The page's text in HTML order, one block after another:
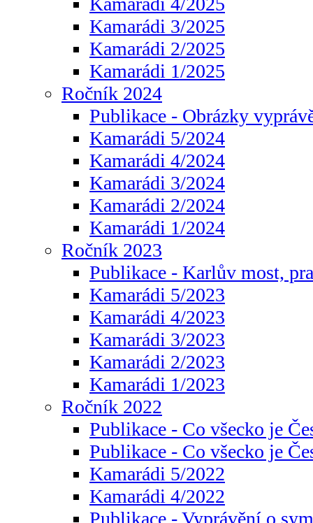
Kamarádi 3/2025
Kamarádi 2/2025
Kamarádi 1/2025
Ročník 2024
Publikace - Obrázky
Kamarádi 5/2024
Kamarádi 4/2024
Kamarádi 3/2024
Kamarádi 2/2024
Kamarádi 1/2024
Ročník 2023
Publikace - Karlův most,
Kamarádi 5/2023
Kamarádi 4/2023
Kamarádi 3/2023
Kamarádi 2/2023
Kamarádi 1/2023
Ročník 2022
Publikace - Co všecko je
Publikace - Co všecko je
Kamarádi 5/2022
Kamarádi 4/2022